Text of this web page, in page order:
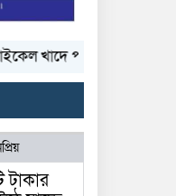
খাদে পড়ে প্রাণ গেল দুই
টাকার